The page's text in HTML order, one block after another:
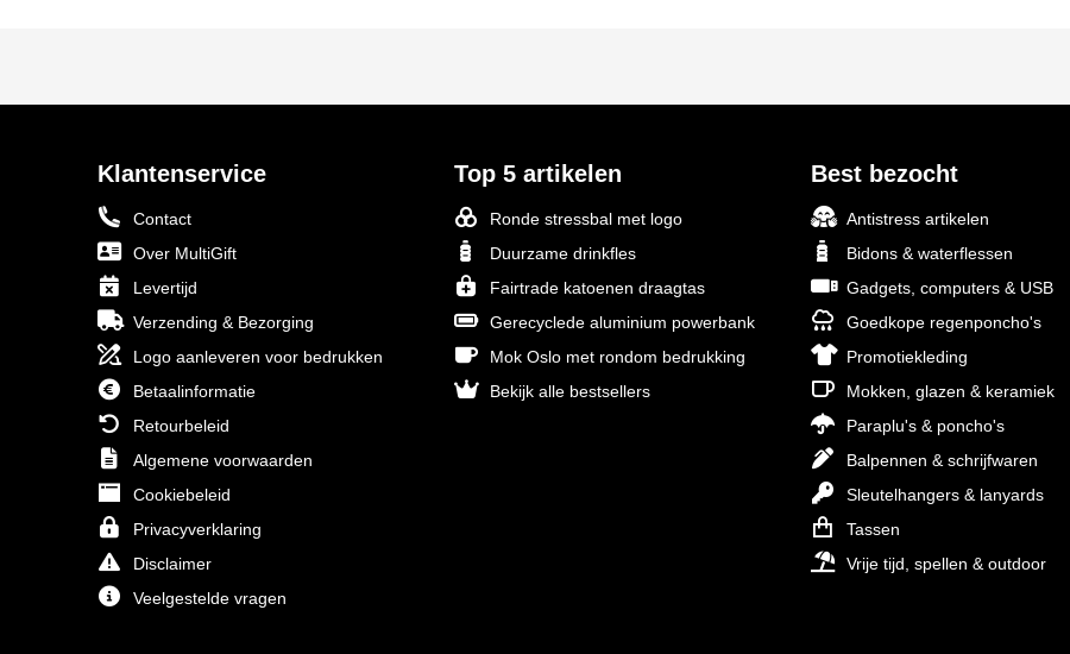
Klantenservice
Contact
Over MultiGift
Levertijd
Verzending & Bezorging
Logo aanleveren voor bedrukken
Betaalinformatie
Retourbeleid
Algemene voorwaarden
Cookiebeleid
Privacyverklaring
Disclaimer
Veelgestelde vragen
Top 5 artikelen
Ronde stressbal met logo
Duurzame drinkfles
Fairtrade katoenen draagtas
Gerecyclede aluminium powerbank
Mok Oslo met rondom bedrukking
Bekijk alle bestsellers
Best bezocht
Antistress artikelen
Bidons & waterflessen
Gadgets, computers & USB
Goedkope regenponcho's
Promotiekleding
Mokken, glazen & keramiek
Paraplu's & poncho's
Balpennen & schrijfwaren
Sleutelhangers & lanyards
Tassen
Vrije tijd, spellen & outdoor